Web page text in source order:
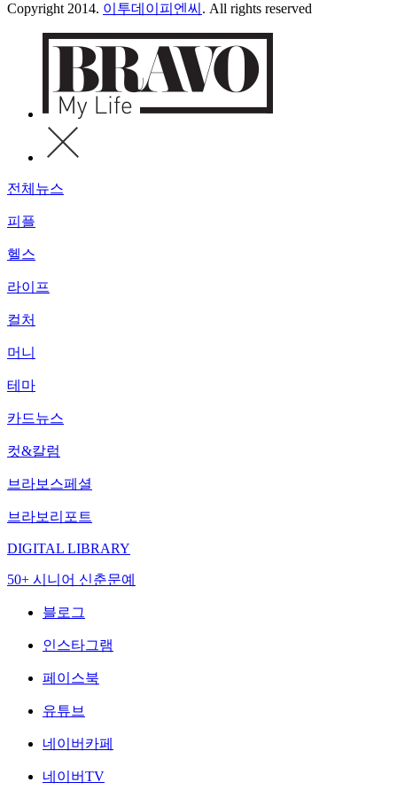
Copyright 2014. 이투데이피엔씨 . All rights reserved
전체뉴스
피플
헬스
라이프
컬처
머니
테마
카드뉴스
컷&칼럼
브라보스페셜
브라보리포트
DIGITAL LIBRARY
50+ 시니어 신춘문예
블로그
인스타그램
페이스북
유튜브
네이버카페
네이버TV